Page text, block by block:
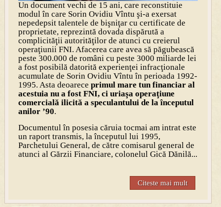
Un document vechi de 15 ani, care reconstituie
modul în care Sorin Ovidiu Vîntu şi-a exersat
nepedepsit talentele de bişniţar cu certificate de
proprietate, reprezintă dovada dispărută a
complicităţii autorităţilor de atunci cu creierul
operaţiunii FNI. Afacerea care avea să păgubească
peste 300.000 de români cu peste 3000 miliarde lei
a fost posibilă datorită experienţei infracţionale
acumulate de Sorin Ovidiu Vîntu în perioada 1992-
1995. Asta deoarece primul mare tun financiar al
acestuia nu a fost FNI, ci uriaşa operaţiune
comercială ilicită a speculantului de la începutul
anilor ’90.
Documentul în posesia căruia tocmai am intrat este
un raport transmis, la începutul lui 1995,
Parchetului General, de către comisarul general de
atunci al Gărzii Financiare, colonelul Gică Dănilă...
Citeste mai mult